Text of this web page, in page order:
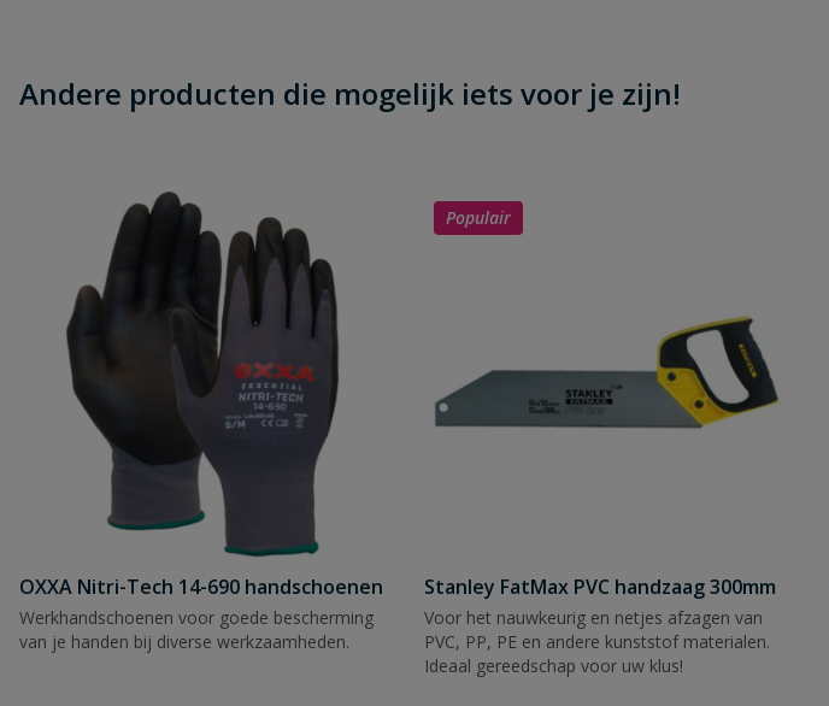
Andere producten die mogelijk iets voor je zijn!
OXXA Nitri-Tech 14-690 handschoenen
Werkhandschoenen voor goede bescherming
van je handen bij diverse werkzaamheden.
Populair
Stanley FatMax PVC handzaag 300mm
Voor het nauwkeurig en netjes afzagen van
PVC, PP, PE en andere kunststof materialen.
Ideaal gereedschap voor uw klus!